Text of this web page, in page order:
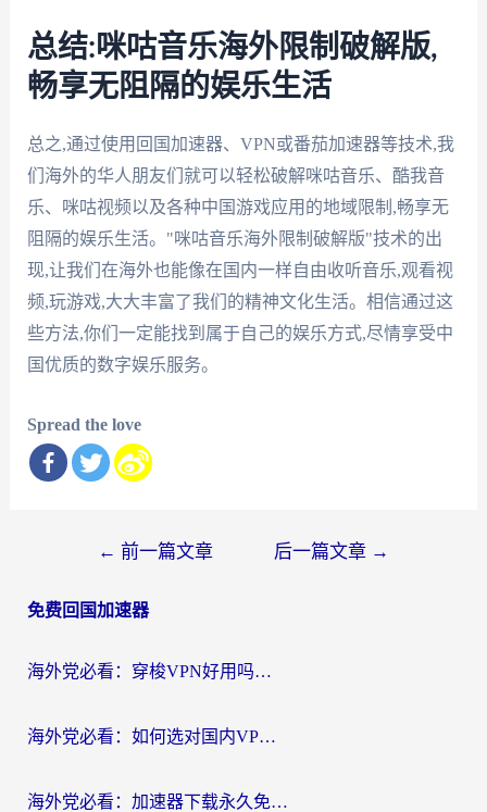
总结:咪咕音乐海外限制破解版,
畅享无阻隔的娱乐生活
总之,通过使用回国加速器、VPN或番茄加速器等技术,我
们海外的华人朋友们就可以轻松破解咪咕音乐、酷我音
乐、咪咕视频以及各种中国游戏应用的地域限制,畅享无
阻隔的娱乐生活。"咪咕音乐海外限制破解版"技术的出
现,让我们在海外也能像在国内一样自由收听音乐,观看视
频,玩游戏,大大丰富了我们的精神文化生活。相信通过这
些方法,你们一定能找到属于自己的娱乐方式,尽情享受中
国优质的数字娱乐服务。
Spread the love
导
← 前一篇文章 后一篇文章 →
免费回国加速器
海外党必看：穿梭VPN好用吗？和云帆VPN对比哪个回国效果更好？附真实测评+避坑指南
海外党必看：如何选对国内VPN，实现无缝访问国内资源？
海外党必看：加速器下载永久免费版真的存在吗？教你无缝访问国内资源的正确姿势